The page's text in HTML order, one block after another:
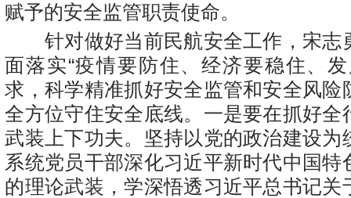
赋予的安全监管职责使命。
针对做好当前民航安全工作，宋志
面落实“疫情要防住、经济要稳住、
求，科学精准抓好安全监管和安全风险
全方位守住安全底线。一是要在抓好全
武装上下功夫。坚持以党的政治建设为
系统党员干部深化习近平新时代中国特
的理论武装，学深悟透习近平总书记关